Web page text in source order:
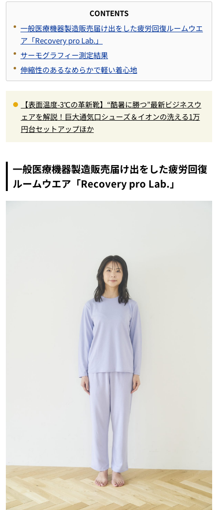
CONTENTS
一般医療機器製造販売届け出をした疲労回復ルームウエ
ア「Recovery pro Lab.」
サーモグラフィー測定結果
伸縮性のあるなめらかで軽い着心地
【表面温度-3℃の革新靴】“酷暑に勝つ”最新ビジネスウ
ェアを解説！巨大通気口シューズ＆イオンの洗える1万
円台セットアップほか
一般医療機器製造販売届け出をした疲労回復
ルームウエア「Recovery pro Lab.」